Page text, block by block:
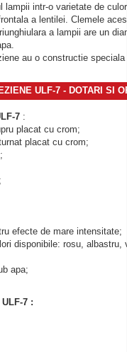
lampii intr-o varietate de
a lentilei. Clemele
a lampii are un
au o constructie speciala
ULF-7 - DOTARI SI
7 :
placat cu crom;
placat cu crom;
efecte de mare intensitate;
disponibile: rosu, albastru,
apa;
ULF-7 :